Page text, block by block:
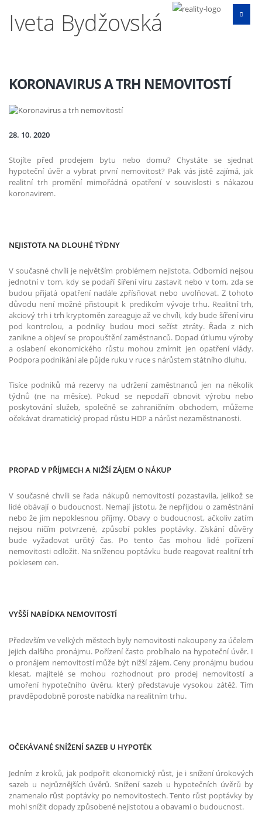
Iveta Bydžovská
KORONAVIRUS A TRH NEMOVITOSTÍ
28. 10. 2020
Stojíte před prodejem bytu nebo domu? Chystáte se sjednat
hypoteční úvěr a vybrat první nemovitost? Pak vás jistě zajímá, jak
realitní trh promění mimořádná opatření v souvislosti s nákazou
koronavirem.
NEJISTOTA NA DLOUHÉ TÝDNY
V současné chvíli je největším problémem nejistota. Odborníci nejsou
jednotní v tom, kdy se podaří šíření viru zastavit nebo v tom, zda se
budou přijatá opatření nadále zpřísňovat nebo uvolňovat. Z tohoto
důvodu není možné přistoupit k predikcím vývoje trhu. Realitní trh,
akciový trh i trh kryptoměn zareaguje až ve chvíli, kdy bude šíření viru
pod kontrolou, a podniky budou moci sečíst ztráty. Řada z nich
zanikne a objeví se propouštění zaměstnanců. Dopad útlumu výroby
a oslabení ekonomického růstu mohou zmírnit jen opatření vlády.
Podpora podnikání ale půjde ruku v ruce s nárůstem státního dluhu.
Tisíce podniků má rezervy na udržení zaměstnanců jen na několik
týdnů (ne na měsíce). Pokud se nepodaří obnovit výrobu nebo
poskytování služeb, společně se zahraničním obchodem, můžeme
očekávat dramatický propad růstu HDP a nárůst nezaměstnanosti.
PROPAD V PŘÍJMECH A NIŽŠÍ ZÁJEM O NÁKUP
V současné chvíli se řada nákupů nemovitostí pozastavila, jelikož se
lidé obávají o budoucnost. Nemají jistotu, že nepřijdou o zaměstnání
nebo že jim nepoklesnou příjmy. Obavy o budoucnost, ačkoliv zatím
nejsou ničím potvrzené, způsobí pokles poptávky. Získání důvěry
bude vyžadovat určitý čas. Po tento čas mohou lidé pořízení
nemovitosti odložit. Na sníženou poptávku bude reagovat realitní trh
poklesem cen.
VYŠŠÍ NABÍDKA NEMOVITOSTÍ
Především ve velkých městech byly nemovitosti nakoupeny za účelem
jejich dalšího pronájmu. Pořízení často probíhalo na hypoteční úvěr. I
o pronájem nemovitostí může být nižší zájem. Ceny pronájmu budou
klesat, majitelé se mohou rozhodnout pro prodej nemovitostí a
umoření hypotečního úvěru, který představuje vysokou zátěž. Tím
pravděpodobně poroste nabídka na realitním trhu.
OČEKÁVANÉ SNÍŽENÍ SAZEB U HYPOTÉK
Jedním z kroků, jak podpořit ekonomický růst, je i snížení úrokových
sazeb u nejrůznějších úvěrů. Snížení sazeb u hypotečních úvěrů by
znamenalo růst poptávky po nemovitostech. Tento růst poptávky by
mohl snížit dopady způsobené nejistotou a obavami o budoucnost.